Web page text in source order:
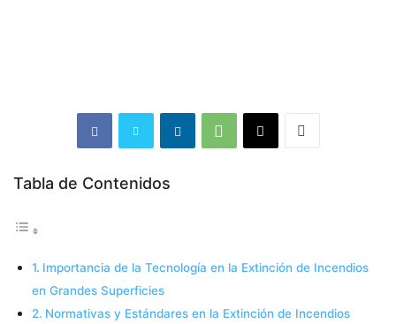
Tabla de Contenidos
Importancia de la Tecnología en la Extinción de Incendios
en Grandes Superficies
Normativas y Estándares en la Extinción de Incendios